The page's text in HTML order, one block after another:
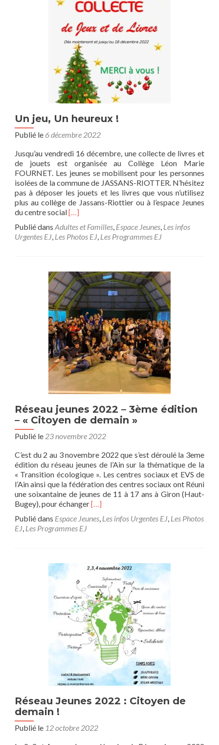
Un jeu, Un heureux !
Publié le 6 décembre 2022
Jusqu’au vendredi 16 décembre, une collecte de livres et
de jouets est organisée au Collège Léon Marie
FOURNET. Les jeunes se mobilisent pour les personnes
isolées de la commune de JASSANS-RIOTTER. N’hésitez
pas à déposer les jouets et les livres que vous n’utilisez
plus au collège de Jassans-Riottier ou à l’espace Jeunes
du centre socialEn
plus
surUn
heureux
!
[…]
Publié dans Adultes et Familles, Espace Jeunes, Les infos
Urgentes EJ, Les Photos EJ, Les Programmes EJ
Réseau jeunes 2022 – 3ème édition
– « Citoyen de demain »
Publié le 23 novembre 2022
C’est du 2 au 3 novembre 2022 que s’est déroulé la 3eme
édition du réseau jeunes de l’Ain sur la thématique de la
« Transition écologique ». Les centres sociaux et EVS de
l’Ain ainsi que la fédération des centres sociaux ont Réuni
une soixantaine de jeunes de 11 à 17 ans à Giron (Haut-
Bugey), pour échangerEn
plus
–
3ème
édition
–
« Citoyen
de
demain »
[…]
Publié dans Espace Jeunes, Les infos Urgentes EJ, Les Photos
EJ, Les Programmes EJ
Réseau Jeunes 2022 : Citoyen de
demain !
Publié le 12 octobre 2022